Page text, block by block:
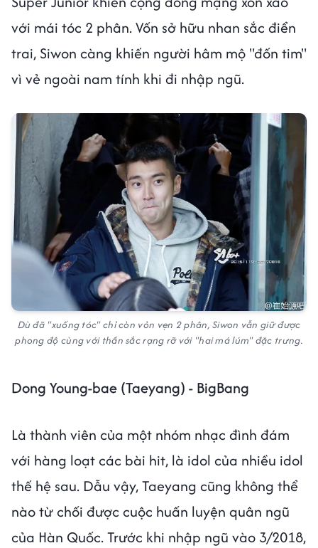
với mái tóc 2 phân. Vốn sở hữu nhan sắc điển
trai, Siwon càng khiến người hâm mộ "đốn tim"
vì vẻ ngoài nam tính khi đi nhập ngũ.
Dù đã "xuống tóc" chỉ còn vỏn vẹn 2 phân, Siwon vẫn giữ được
phong độ cùng với thần sắc rạng rỡ với "hai má lúm" đặc trưng.
Dong Young-bae (Taeyang) - BigBang
Là thành viên của một nhóm nhạc đình đám
với hàng loạt các bài hit, là idol của nhiều idol
thế hệ sau. Dẫu vậy, Taeyang cũng không thể
nào từ chối được cuộc huấn luyện quân ngũ
của Hàn Quốc. Trước khi nhập ngũ vào 3/2018,